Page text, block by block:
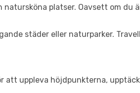
platser. Oavsett om du
städer eller naturparker.
att uppleva höjdpunkterna,